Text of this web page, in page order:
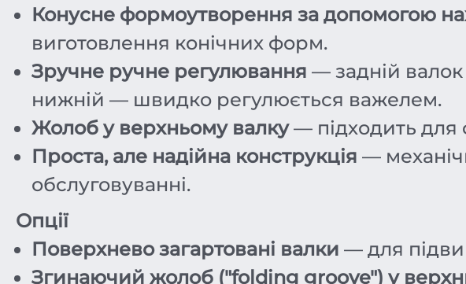
Конусне формоутворення за допомогою
виготовлення конічних форм.
Зручне ручне регулювання — задній
нижній — швидко регулюється важелем.
Жолоб у верхньому валку— підходить для
Проста, але надійна конструкція —
обслуговуванні.
Опції
Поверхнево загартовані валки — для
Згинаючий жолоб ("folding groove") у